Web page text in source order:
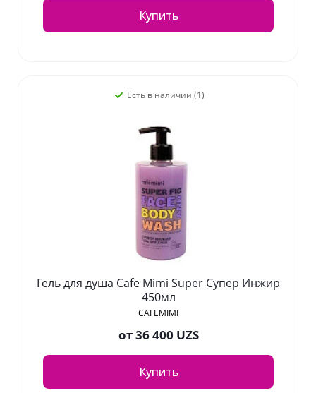
Купить
Есть в наличии (1)
Гель для душа Cafe Mimi Super Супер Инжир
450мл
CAFEMIMI
от36 400 UZS
Купить